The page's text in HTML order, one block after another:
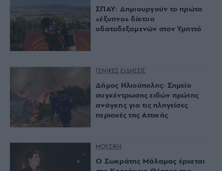
ΣΠΑΥ: Δημιουργούν το πρώτο
«έξυπνο» δίκτυο
υδατοδεξαμενών στον Υμηττό
ΓΕΝΙΚΕΣ ΕΙΔΗΣΕΙΣ
Δήμος Ηλιούπολης: Σημείο
συγκέντρωσης ειδών πρώτης
ανάγκης για τις πληγείσες
περιοχές της Αττικής
ΜΟΥΣΙΚΗ
O Σωκράτης Μάλαμας έρχεται